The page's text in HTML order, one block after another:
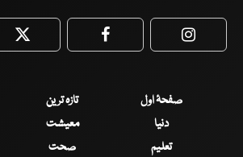
Twitter Facebook
صفحۂ اول تازہ ترین
دنیا
معیشت
تعلیم
صحت